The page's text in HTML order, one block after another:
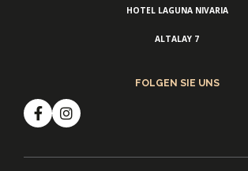
HOTEL LAGUNA NIVARIA
ALTALAY 7
FOLGEN SIE UNS